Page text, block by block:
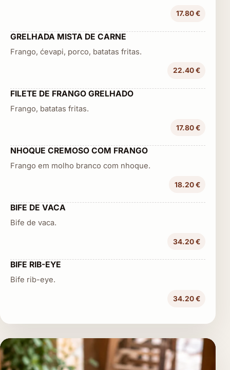
17.80 €
GRELHADA MISTA DE CARNE
Frango, ćevapi, porco, batatas fritas.
22.40 €
FILETE DE FRANGO GRELHADO
Frango, batatas fritas.
17.80 €
NHOQUE CREMOSO COM FRANGO
Frango em molho branco com nhoque.
18.20 €
BIFE DE VACA
Bife de vaca.
34.20 €
BIFE RIB-EYE
Bife rib-eye.
34.20 €